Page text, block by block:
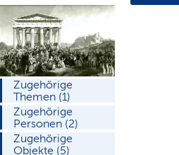
Zugehörige
Themen (1)
Zugehörige
Personen (2)
Zugehörige
Objekte (5)